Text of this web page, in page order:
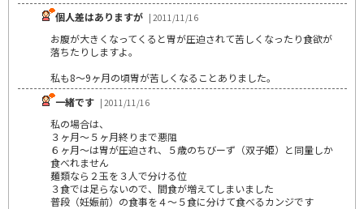
個人差はありますが | 2011/11/16
お腹が大きくなってくると胃が圧迫されて苦しくなったり食欲が
落ちたりしますよ。
私も8～9ヶ月の頃胃が苦しくなることありました。
一緒です | 2011/11/16
私の場合は、
３ヶ月～５ヶ月終りまで悪阻
６ヶ月～は胃が圧迫され、５歳のちびーず（双子姫）と同量しか
食べれません
麺類なら２玉を３人で分ける位
３食では足らないので、間食が増えてしまいました
普段（妊娠前）の食事を４～５食に分けて食べるカンジです